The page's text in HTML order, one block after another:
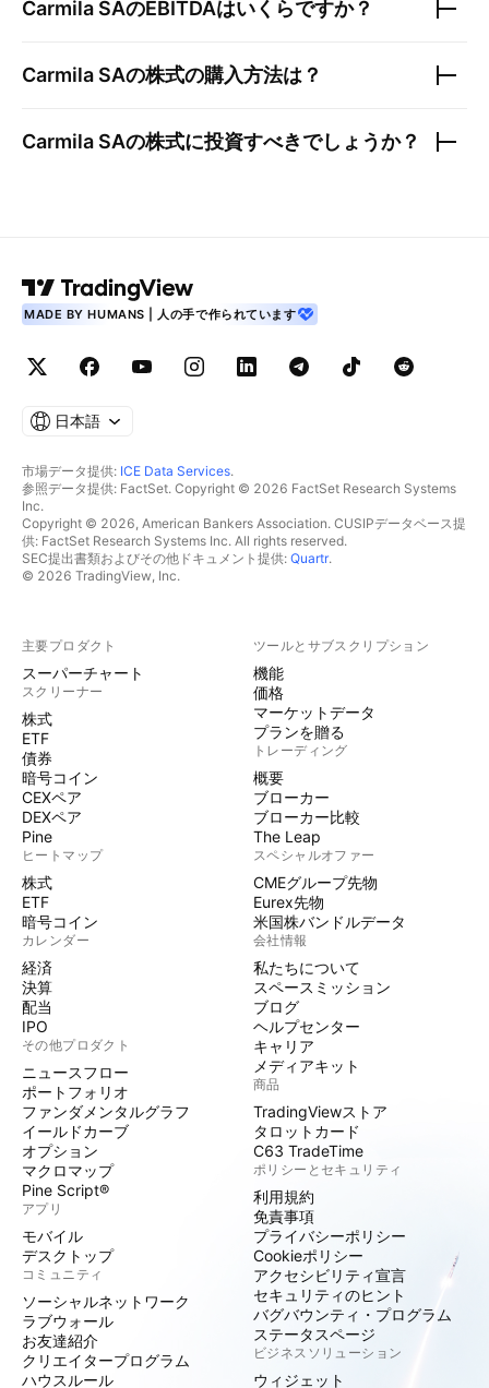
Carmila SAのEBITDAはいくらですか？
Carmila SAの株式の購入方法は？
Carmila SAの株式に投資すべきでしょうか？
MADE BY HUMANS | 人の手で作られています
日本語
市場データ提供: ICE Data Services.
参照データ提供: FactSet. Copyright © 2026 FactSet Research Systems
Inc.
Copyright © 2026, American Bankers Association. CUSIPデータベース提
供: FactSet Research Systems Inc. All rights reserved.
SEC提出書類およびその他ドキュメント提供: Quartr.
© 2026 TradingView, Inc.
主要プロダクト
スーパーチャート
スクリーナー
株式
ETF
債券
暗号コイン
CEXペア
DEXペア
Pine
ヒートマップ
株式
ETF
暗号コイン
カレンダー
経済
決算
配当
IPO
その他プロダクト
ニュースフロー
ポートフォリオ
ファンダメンタルグラフ
イールドカーブ
オプション
マクロマップ
Pine Script®
アプリ
モバイル
デスクトップ
コミュニティ
ソーシャルネットワーク
ラブウォール
お友達紹介
クリエイタープログラム
ハウスルール
ツールとサブスクリプション
機能
価格
マーケットデータ
プランを贈る
トレーディング
概要
ブローカー
ブローカー比較
The Leap
スペシャルオファー
CMEグループ先物
Eurex先物
米国株バンドルデータ
会社情報
私たちについて
スペースミッション
ブログ
ヘルプセンター
キャリア
メディアキット
商品
TradingViewストア
タロットカード
C63 TradeTime
ポリシーとセキュリティ
利用規約
免責事項
プライバシーポリシー
Cookieポリシー
アクセシビリティ宣言
セキュリティのヒント
バグバウンティ・プログラム
ステータスページ
ビジネスソリューション
ウィジェット